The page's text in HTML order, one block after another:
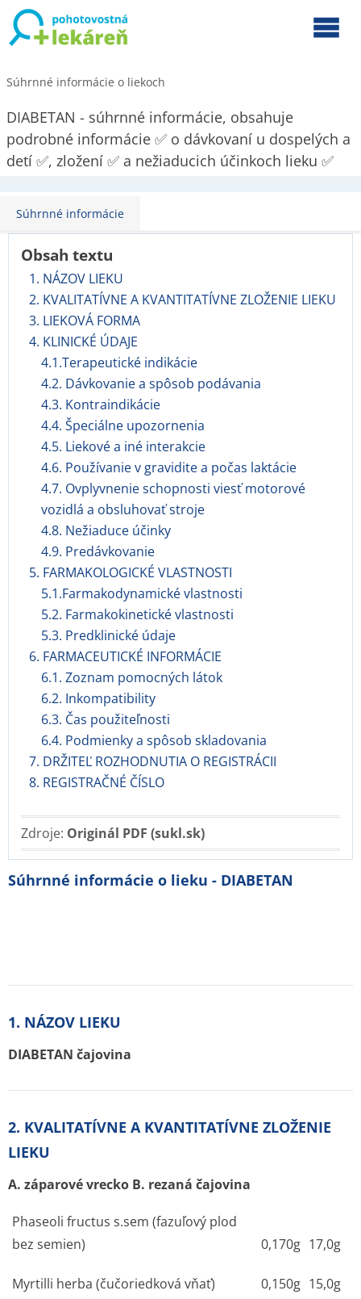
Súhrnné informácie o liekoch
DIABETAN - súhrnné informácie, obsahuje
podrobné informácie ✅ o dávkovaní u dospelých a
detí ✅, zložení ✅ a nežiaducich účinkoch lieku ✅
Súhrnné informácie
Obsah textu
1. NÁZOV LIEKU
2. KVALITATÍVNE A KVANTITATÍVNE ZLOŽENIE LIEKU
3. LIEKOVÁ FORMA
4. KLINICKÉ ÚDAJE
4.1.Terapeutické indikácie
4.2. Dávkovanie a spôsob podávania
4.3. Kontraindikácie
4.4. Špeciálne upozornenia
4.5. Liekové a iné interakcie
4.6. Používanie v gravidite a počas laktácie
4.7. Ovplyvnenie schopnosti viesť motorové
vozidlá a obsluhovať stroje
4.8. Nežiaduce účinky
4.9. Predávkovanie
5. FARMAKOLOGICKÉ VLASTNOSTI
5.1.Farmakodynamické vlastnosti
5.2. Farmakokinetické vlastnosti
5.3. Predklinické údaje
6. FARMACEUTICKÉ INFORMÁCIE
6.1. Zoznam pomocných látok
6.2. Inkompatibility
6.3. Čas použiteľnosti
6.4. Podmienky a spôsob skladovania
7. DRŽITEĽ ROZHODNUTIA O REGISTRÁCII
8. REGISTRAČNÉ ČÍSLO
Zdroje: Originál PDF (sukl.sk)
Súhrnné informácie o lieku - DIABETAN
1. NÁZOV LIEKU
DIABETAN čajovina
2. KVALITATÍVNE A KVANTITATÍVNE ZLOŽENIE
LIEKU
A. záparové vrecko B. rezaná čajovina
Phaseoli fructus s.sem (fazuľový plod
bez semien)
0,170g 17,0g
Myrtilli herba (čučoriedková vňať) 0,150g 15,0g